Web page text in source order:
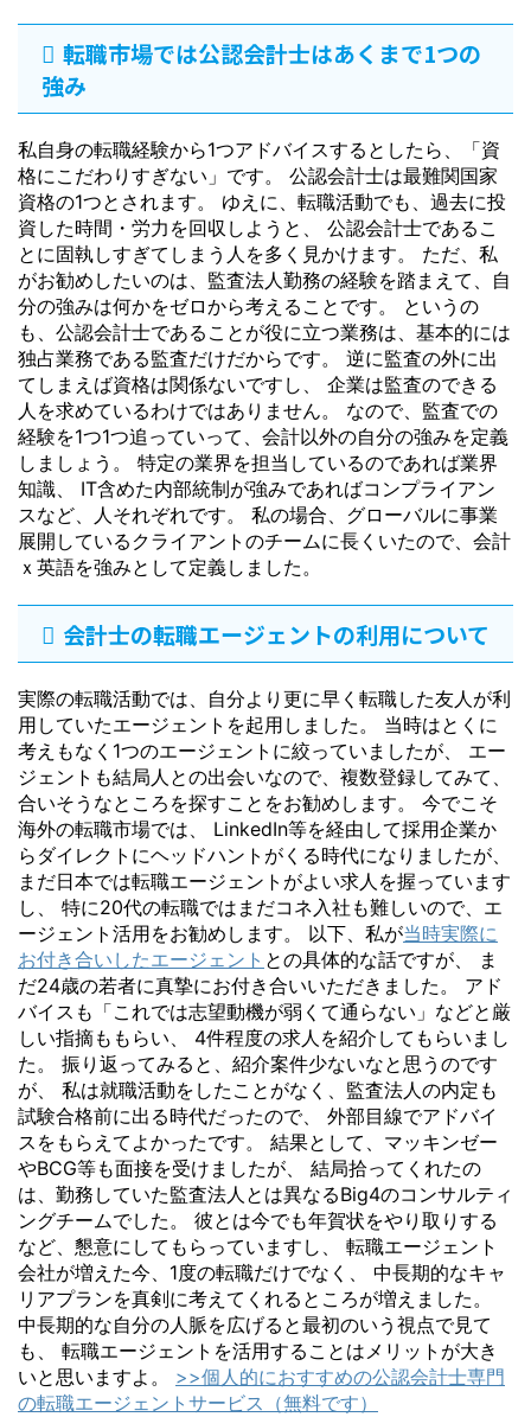
転職市場では公認会計士はあくまで1つの
強み
私自身の転職経験から1つアドバイスするとしたら、「資
格にこだわりすぎない」です。 公認会計士は最難関国家
資格の1つとされます。 ゆえに、転職活動でも、過去に投
資した時間・労力を回収しようと、 公認会計士であるこ
とに固執しすぎてしまう人を多く見かけます。 ただ、私
がお勧めしたいのは、監査法人勤務の経験を踏まえて、自
分の強みは何かをゼロから考えることです。 というの
も、公認会計士であることが役に立つ業務は、基本的には
独占業務である監査だけだからです。 逆に監査の外に出
てしまえば資格は関係ないですし、 企業は監査のできる
人を求めているわけではありません。 なので、監査での
経験を1つ1つ追っていって、会計以外の自分の強みを定義
しましょう。 特定の業界を担当しているのであれば業界
知識、 IT含めた内部統制が強みであればコンプライアン
スなど、人それぞれです。 私の場合、グローバルに事業
展開しているクライアントのチームに長くいたので、会計
ｘ英語を強みとして定義しました。
会計士の転職エージェントの利用について
実際の転職活動では、自分より更に早く転職した友人が利
用していたエージェントを起用しました。 当時はとくに
考えもなく1つのエージェントに絞っていましたが、 エー
ジェントも結局人との出会いなので、複数登録してみて、
合いそうなところを探すことをお勧めします。 今でこそ
海外の転職市場では、 LinkedIn等を経由して採用企業か
らダイレクトにヘッドハントがくる時代になりましたが、
まだ日本では転職エージェントがよい求人を握っています
し、 特に20代の転職ではまだコネ入社も難しいので、エ
ージェント活用をお勧めします。 以下、私が当時実際に
お付き合いしたエージェント との具体的な話ですが、 ま
だ24歳の若者に真摯にお付き合いいただきました。 アド
バイスも「これでは志望動機が弱くて通らない」などと厳
しい指摘ももらい、 4件程度の求人を紹介してもらいまし
た。 振り返ってみると、紹介案件少ないなと思うのです
が、 私は就職活動をしたことがなく、監査法人の内定も
試験合格前に出る時代だったので、 外部目線でアドバイ
スをもらえてよかったです。 結果として、マッキンゼー
やBCG等も面接を受けましたが、 結局拾ってくれたの
は、勤務していた監査法人とは異なるBig4のコンサルティ
ングチームでした。 彼とは今でも年賀状をやり取りする
など、懇意にしてもらっていますし、 転職エージェント
会社が増えた今、1度の転職だけでなく、 中長期的なキャ
リアプランを真剣に考えてくれるところが増えました。
中長期的な自分の人脈を広げると最初のいう視点で見て
も、 転職エージェントを活用することはメリットが大き
いと思いますよ。 >>個人的におすすめの公認会計士専門
の転職エージェントサービス（無料です）